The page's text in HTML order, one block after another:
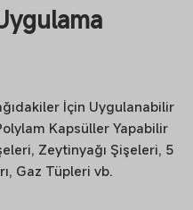
İçin Uygulanabilir
Kapsüller Yapabilir
Zeytinyağı Şişeleri, 5
Gaz Tüpleri vb.